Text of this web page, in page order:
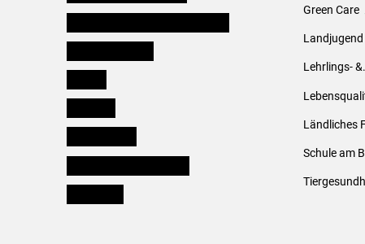
Green Care
Lehrlings-
Ländliches
Schule am